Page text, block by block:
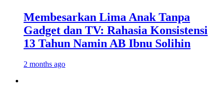
Membesarkan Lima Anak Tanpa
Gadget dan TV: Rahasia Konsistensi
13 Tahun Namin AB Ibnu Solihin
2 months ago